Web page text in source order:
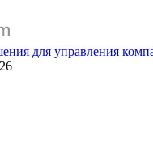
для управления